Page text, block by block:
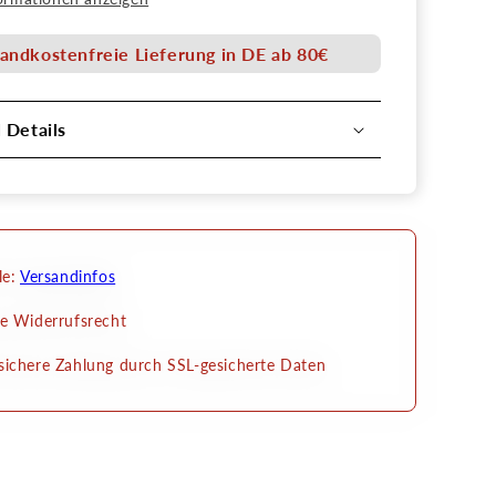
im
Lieferung in DE ab 80€
Versandinfos
Widerrufsrecht
Zahlung durch SSL-gesicherte Daten